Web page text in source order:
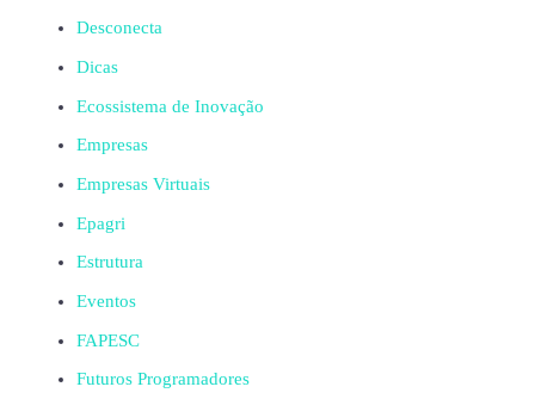
Desconecta
Dicas
Ecossistema de Inovação
Empresas
Empresas Virtuais
Epagri
Estrutura
Eventos
FAPESC
Futuros Programadores